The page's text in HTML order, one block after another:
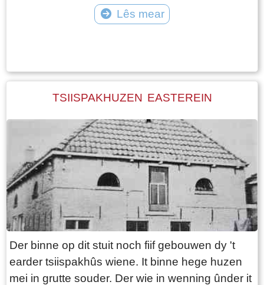
jubileum yn de Martini tsjerke, mei bylden fan it
Lês mear
TSIISPAKHUZEN EASTEREIN
Der binne op dit stuit noch fiif gebouwen dy 't
earder tsiispakhûs wiene. It binne hege huzen
mei in grutte souder. Der wie in wenning ûnder it